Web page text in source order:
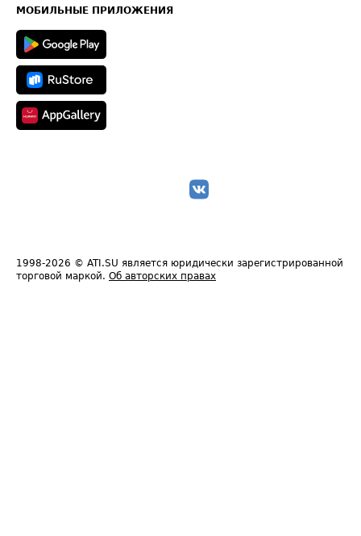
Техническая информация
МОБИЛЬНЫЕ ПРИЛОЖЕНИЯ
1998-2026 © ATI.SU является юридически зарегистрированной
торговой маркой. Об авторских правах